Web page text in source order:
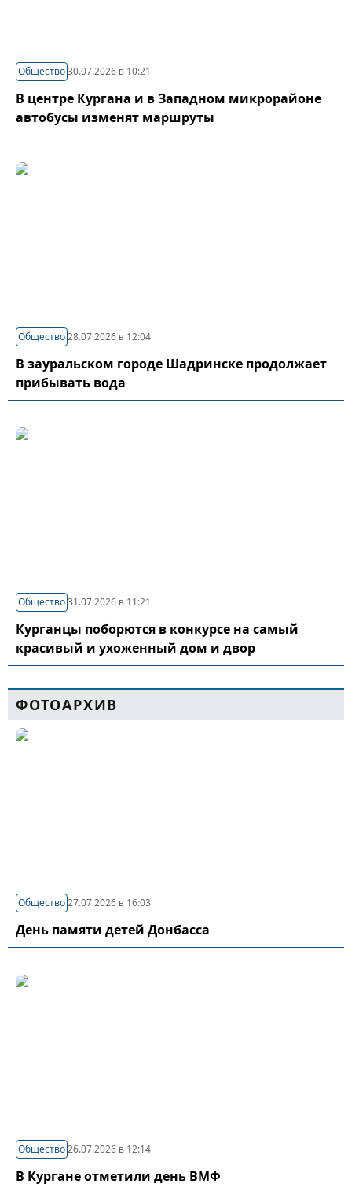
Общество30.07.2026 в 10:21
В центре Кургана и в Западном микрорайоне
автобусы изменят маршруты
Общество28.07.2026 в 12:04
В зауральском городе Шадринске продолжает
прибывать вода
Общество31.07.2026 в 11:21
Курганцы поборются в конкурсе на самый
красивый и ухоженный дом и двор
ФОТОАРХИВ
Общество27.07.2026 в 16:03
День памяти детей Донбасса
Общество26.07.2026 в 12:14
В Кургане отметили день ВМФ